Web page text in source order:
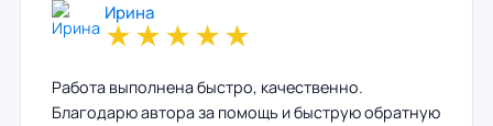
Ирина
★★★★★
Работа выполнена быстро, качественно.
Благодарю автора за помощь и быструю обратную